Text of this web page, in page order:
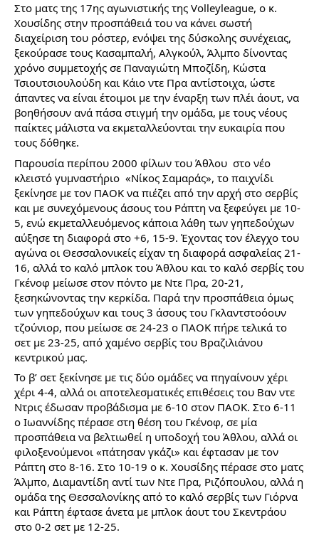
Στο ματς της 17ης αγωνιστικής της Volleyleague, ο κ.
Χουσίδης στην προσπάθειά του να κάνει σωστή
διαχείριση του ρόστερ, ενόψει της δύσκολης συνέχειας,
ξεκούρασε τους Κασαμπαλή, Αλγκούλ, Άλμπο δίνοντας
χρόνο συμμετοχής σε Παναγιώτη Μποζίδη, Κώστα
Τσιουτσιουλούδη και Κάιο ντε Πρα αντίστοιχα, ώστε
άπαντες να είναι έτοιμοι με την έναρξη των πλέι άουτ, να
βοηθήσουν ανά πάσα στιγμή την ομάδα, με τους νέους
παίκτες μάλιστα να εκμεταλλεύονται την ευκαιρία που
τους δόθηκε.
Παρουσία περίπου 2000 φίλων του Άθλου  στο νέο
κλειστό γυμναστήριο  «Νίκος Σαμαράς», το παιχνίδι
ξεκίνησε με τον ΠΑΟΚ να πιέζει από την αρχή στο σερβίς
και με συνεχόμενους άσους του Ράπτη να ξεφεύγει με 10-
5, ενώ εκμεταλλευόμενος κάποια λάθη των γηπεδούχων
αύξησε τη διαφορά στο +6, 15-9. Έχοντας τον έλεγχο του
αγώνα οι Θεσσαλονικείς είχαν τη διαφορά ασφαλείας 21-
16, αλλά το καλό μπλοκ του Άθλου και το καλό σερβίς του
Γκένοφ μείωσε στον πόντο με Ντε Πρα, 20-21,
ξεσηκώνοντας την κερκίδα. Παρά την προσπάθεια όμως
των γηπεδούχων και τους 3 άσους του Γκλαντστοόουν
τζούνιορ, που μείωσε σε 24-23 ο ΠΑΟΚ πήρε τελικά το
σετ με 23-25, από χαμένο σερβίς του Βραζιλιάνου
κεντρικού μας.
To β’ σετ ξεκίνησε με τις δύο ομάδες να πηγαίνουν χέρι
χέρι 4-4, αλλά οι αποτελεσματικές επιθέσεις του Βαν ντε
Ντρις έδωσαν προβάδισμα με 6-10 στον ΠΑΟΚ. Στο 6-11
ο Ιωαννίδης πέρασε στη θέση του Γκένοφ, σε μία
προσπάθεια να βελτιωθεί η υποδοχή του Άθλου, αλλά οι
φιλοξενούμενοι «πάτησαν γκάζι» και έφτασαν με τον
Ράπτη στο 8-16. Στο 10-19 ο κ. Χουσίδης πέρασε στο ματς
Άλμπο, Διαμαντίδη αντί των Ντε Πρα, Ριζόπουλου, αλλά η
ομάδα της Θεσσαλονίκης από το καλό σερβίς των Γιόρνα
και Ράπτη έφτασε άνετα με μπλοκ άουτ του Σκεντράου
στο 0-2 σετ με 12-25.